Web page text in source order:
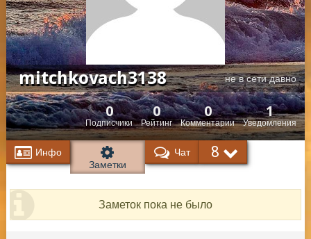
mitchkovach3138 не в сети давно
Подписчики
0
Рейтинг
0
Комментарии
0
Уведомления
1
Инфо
Заметки
Чат 8
Заметок пока не было